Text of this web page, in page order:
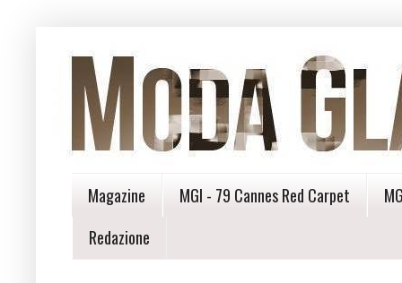
Magazine MGI - 79 Cannes Red Carpet
Redazione